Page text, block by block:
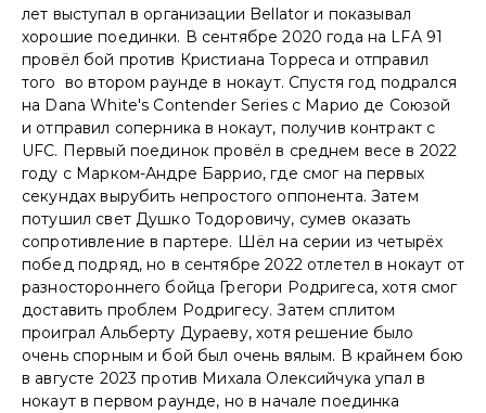
лет выступал в организации Bellator и показывал
хорошие поединки. В сентябре 2020 года на LFA 91
провёл бой против Кристиана Торреса и отправил
того во втором раунде в нокаут. Спустя год подрался
на Dana White's Contender Series с Марио де Союзой
и отправил соперника в нокаут, получив контракт с
UFC. Первый поединок провёл в среднем весе в 2022
году с Марком-Андре Баррио, где смог на первых
секундах вырубить непростого оппонента. Затем
потушил свет Душко Тодоровичу, сумев оказать
сопротивление в партере. Шёл на серии из четырёх
побед подряд, но в сентябре 2022 отлетел в нокаут от
разностороннего бойца Грегори Родригеса, хотя смог
доставить проблем Родригесу. Затем сплитом
проиграл Альберту Дураеву, хотя решение было
очень спорным и бой был очень вялым. В крайнем бою
в августе 2023 против Михала Олексийчука упал в
нокаут в первом раунде, но в начале поединка